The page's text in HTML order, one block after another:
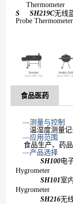
Thermometer
S SH219C无线
Probe Thermometer
食品医药
—测量与控制
温湿度测量
—应用范围
食品生产、药
—产品选择
SH100电
Hygrometer
SH101室
Hygrometer
SH216无